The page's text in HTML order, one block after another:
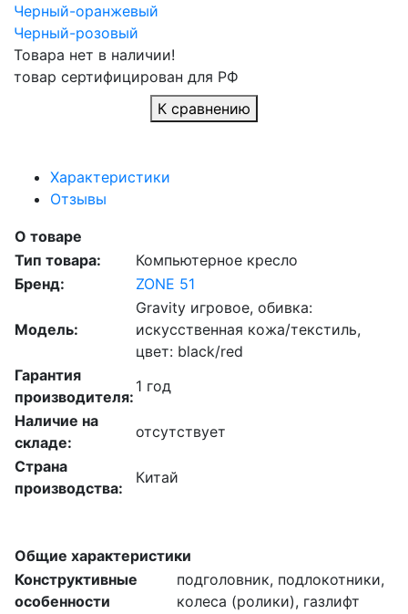
Черный-оранжевый
Черный-розовый
Товара нет в наличии!
товар сертифицирован для РФ
К сравнению
Характеристики
Отзывы
Общие характеристики
Конструктивные
особенности
подголовник, подлокотники,
колеса (ролики), газлифт
О товаре
Тип товара:
Компьютерное кресло
Бренд:
ZONE 51
Модель:
Gravity игровое, обивка:
искусственная кожа/текстиль,
цвет: black/red
Гарантия
производителя:
1 год
Наличие на
складе:
отсутствует
Страна
производства:
Китай